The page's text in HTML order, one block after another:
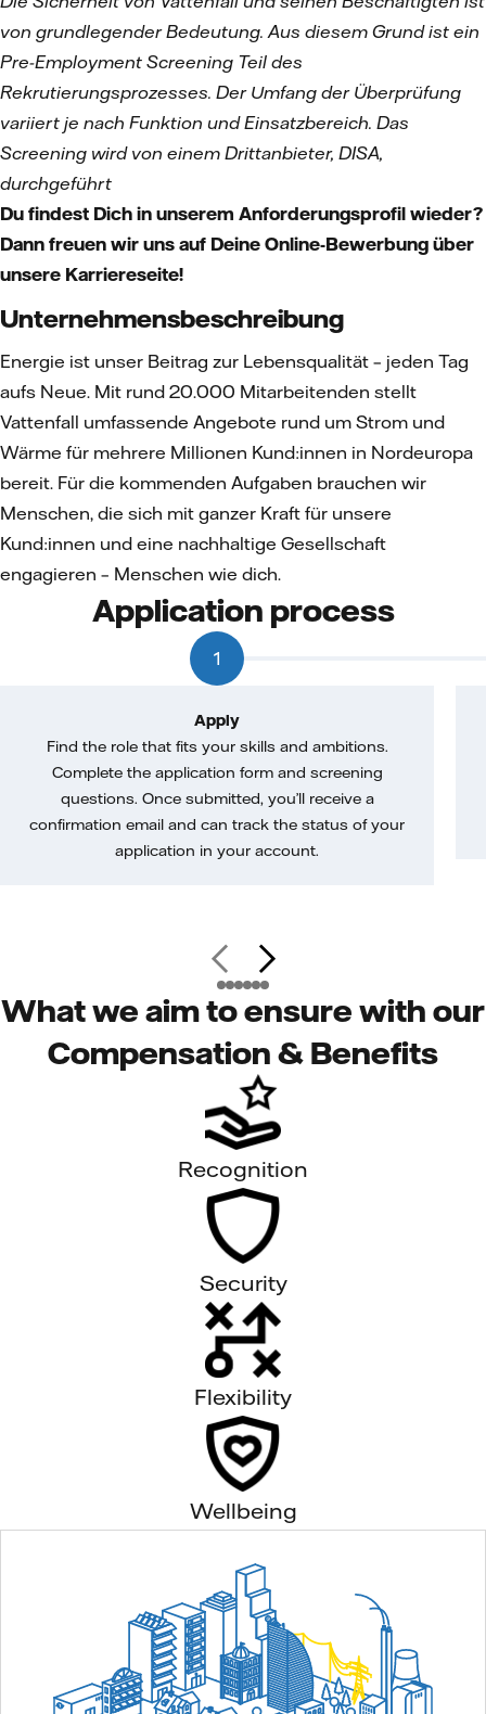
von grundlegender Bedeutung. Aus diesem Grund ist ein
Pre-Employment Screening Teil des
Rekrutierungsprozesses. Der Umfang der Überprüfung
variiert je nach Funktion und Einsatzbereich. Das
Screening wird von einem Drittanbieter, DISA,
durchgeführt
Du findest Dich in unserem Anforderungsprofil wieder?
Dann freuen wir uns auf Deine Online-Bewerbung über
unsere Karriereseite!
Unternehmensbeschreibung
Energie ist unser Beitrag zur Lebensqualität – jeden Tag
aufs Neue. Mit rund 20.000 Mitarbeitenden stellt
Vattenfall umfassende Angebote rund um Strom und
Wärme für mehrere Millionen Kund:innen in Nordeuropa
bereit. Für die kommenden Aufgaben brauchen wir
Menschen, die sich mit ganzer Kraft für unsere
Kund:innen und eine nachhaltige Gesellschaft
engagieren – Menschen wie dich.
Application process
1
Apply
Find the role that fits your skills and ambitions.
Complete the application form and screening
questions. Once submitted, you’ll receive a
confirmation email and can track the status of your
application in your account.
What we aim to ensure with our
Compensation & Benefits
Recognition
Security
Flexibility
Wellbeing